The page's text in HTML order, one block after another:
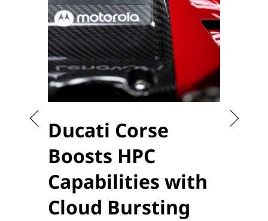
Ducati Corse
Boosts HPC
Capabilities with
Cloud Bursting